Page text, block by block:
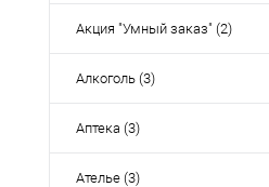
Акция "Умный заказ" (2)
Алкоголь (3)
Аптека (3)
Ателье (3)